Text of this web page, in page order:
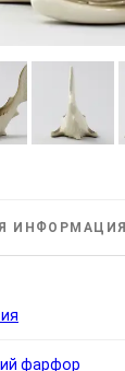
ИНФОРМАЦИЯ
фарфор